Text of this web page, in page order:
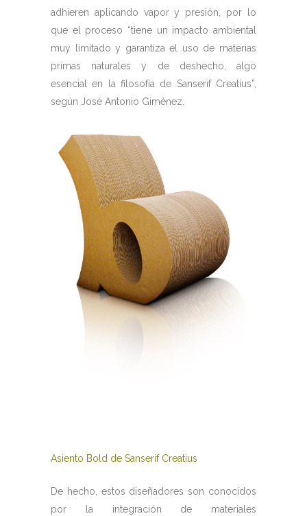
adhieren aplicando vapor y presión, por lo
que el proceso “tiene un impacto ambiental
muy limitado y garantiza el uso de materias
primas naturales y de deshecho, algo
esencial en la filosofía de Sanserif Creatius”,
según José Antonio Giménez.
Asiento Bold de Sanserif Creatius
De hecho, estos diseñadores son conocidos
por la integración de materiales